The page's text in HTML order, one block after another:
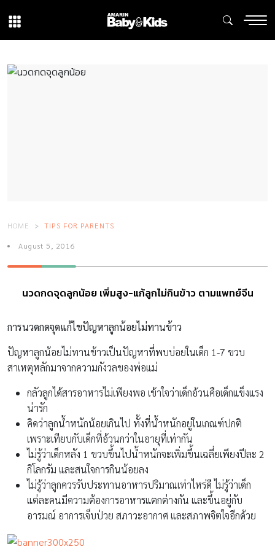
HOME TIPS FOR PARENTS
August 5, 2016
นวดกดจุดลูกน้อย เพิ่มสูง-แก้ลูกไม่กินข้าว ตามแพทย์จีน
การนวดกดจุดแก้ไขปัญหาลูกน้อยไม่ทานข้าว
ปัญหาลูกน้อยไม่ทานข้าวเป็นปัญหาที่พบบ่อยในเด็ก 1-7 ขวบ
สาเหตุหลักมาจากความกังวลของพ่อแม่
กลัวลูกได้สารอาหารไม่เพียงพอ เข้าใจว่าเด็กอ้วนคือเด็กแข็งแรง
น่ารัก
คิดว่าลูกน้ำหนักน้อยเกินไป ทั้งที่น้ำหนักอยู่ในเกณฑ์ปกติ
เพราะเทียบกับเด็กที่อ้วนกว่าในอายุที่เท่ากัน
ไม่รู้ว่าเด็กหลัง 1 ขวบขึ้นไปน้ำหนักจะเพิ่มขึ้นเฉลี่ยเพียงปีละ 2
กิโลกรัม และสนใจการกินน้อยลง
ไม่รู้ว่าลูกควรรับประทานอาหารปริมาณเท่าไหร่ดี ไม่รู้ว่าเด็ก
แต่ละคนมีความต้องการอาหารแตกต่างกัน และขึ้นอยู่กับ
อารมณ์ อาการเจ็บป่วย สภาวะอากาศ และสภาพจิตใจอีกด้วย